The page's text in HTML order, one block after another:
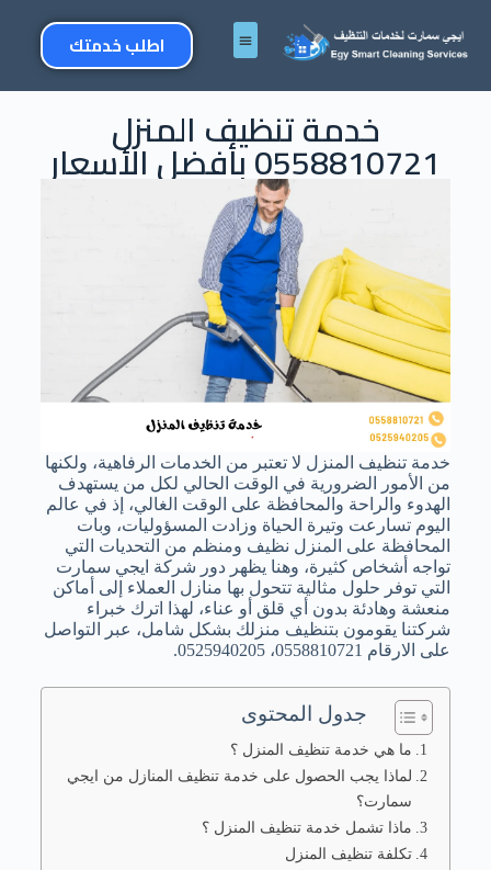
اطلب خدمتك
خدمة تنظيف المنزل
0558810721 بأفضل الأسعار
خدمة تنظيف المنزل لا تعتبر من الخدمات الرفاهية، ولكنها
من الأمور الضرورية في الوقت الحالي لكل من يستهدف
الهدوء والراحة والمحافظة على الوقت الغالي، إذ في عالم
اليوم تسارعت وتيرة الحياة وزادت المسؤوليات، وبات
المحافظة على المنزل نظيف ومنظم من التحديات التي
تواجه أشخاص كثيرة، وهنا يظهر دور شركة ايجي سمارت
التي توفر حلول مثالية تتحول بها منازل العملاء إلى أماكن
منعشة وهادئة بدون أي قلق أو عناء، لهذا اترك خبراء
شركتنا يقومون بتنظيف منزلك بشكل شامل، عبر التواصل
على الارقام 0558810721، 0525940205.
جدول المحتوى
ما هي خدمة تنظيف المنزل ؟
لماذا يجب الحصول على خدمة تنظيف المنازل من ايجي
سمارت؟
ماذا تشمل خدمة تنظيف المنزل ؟
تكلفة تنظيف المنزل